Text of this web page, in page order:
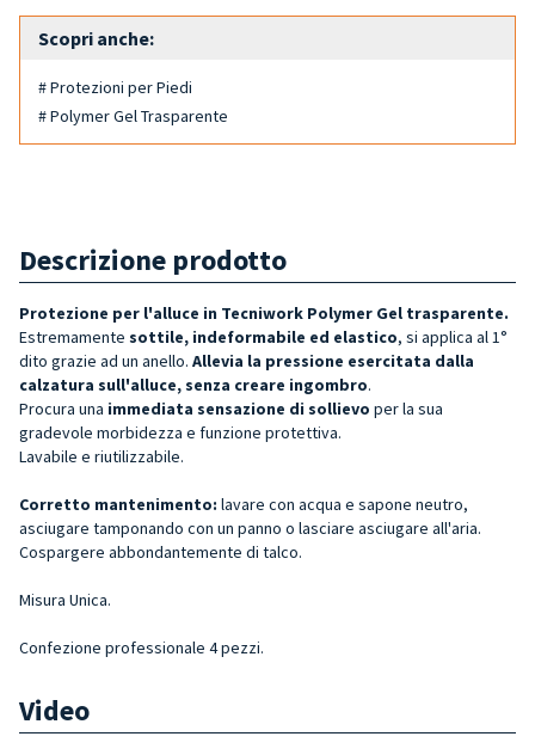
Scopri anche:
# Protezioni per Piedi
# Polymer Gel Trasparente
Descrizione prodotto
Protezione per l'alluce in Tecniwork Polymer Gel trasparente.
Estremamente sottile, indeformabile ed elastico, si applica al 1°
dito grazie ad un anello. Allevia la pressione esercitata dalla
calzatura sull'alluce, senza creare ingombro.
Procura una immediata sensazione di sollievo per la sua
gradevole morbidezza e funzione protettiva.
Lavabile e riutilizzabile.
Corretto mantenimento: lavare con acqua e sapone neutro,
asciugare tamponando con un panno o lasciare asciugare all'aria.
Cospargere abbondantemente di talco.
Misura Unica.
Confezione professionale 4 pezzi.
Video